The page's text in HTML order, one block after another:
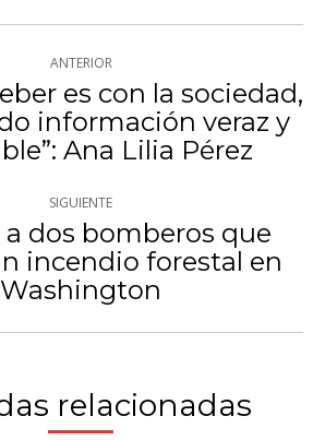
ANTERIOR
Publicación
anterior:
es con la sociedad,
información veraz y
Ana Lilia Pérez
SIGUIENTE
Publicación
siguiente:
dos bomberos que
incendio forestal en
Washington
relacionadas